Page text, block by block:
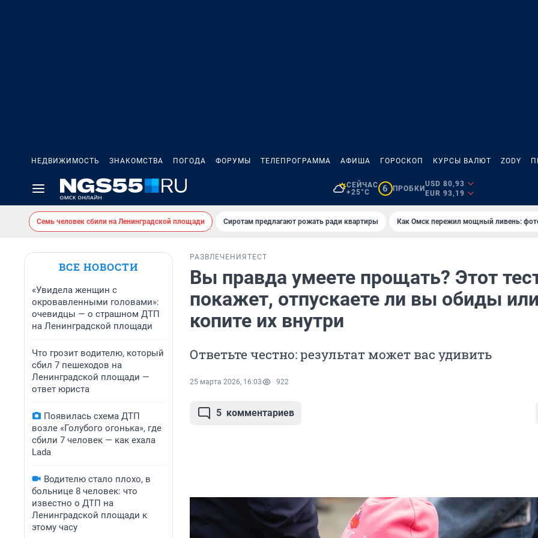
НЕДВИЖИМОСТЬ ЗНАКОМСТВА ПОГОДА ФОРУМЫ ТЕЛЕПРОГРАММА АФИША ГОРОСКОП КУРСЫ ВАЛЮТ ZODY
СЕЙЧАС
+25°C
6 ПРОБКИ
USD 80,93
EUR 93,19
Семь человек сбили на Ленинградской площади Сиротам предлагают рожать ради квартиры Как Омск пережил мощный ливень:
ВСЕ НОВОСТИ
«Увидела женщин с
окровавленными головами»:
очевидцы — о страшном ДТП
на Ленинградской площади
Что грозит водителю, который
сбил 7 пешеходов на
Ленинградской площади —
ответ юриста
Появилась схема ДТП
возле «Голубого огонька», где
сбили 7 человек — как ехала
Lada
Водителю стало плохо, в
больнице 8 человек: что
известно о ДТП на
Ленинградской площади к
этому часу
РАЗВЛЕЧЕНИЯ ТЕСТ
Вы правда умеете прощать? Этот
покажет, отпускаете ли вы обиды
копите их внутри
Ответьте честно: результат может вас удивить
25 марта 2026, 16:03 922
5 комментариев